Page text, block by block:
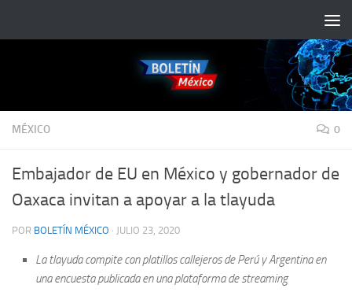
MÉXICO 0
Embajador de EU en México y gobernador de
Oaxaca invitan a apoyar a la tlayuda
POR BOLETÍN MÉXICO · JULIO 23, 2020
La tlayuda compite con platillos callejeros de Perú y Argentina en
una encuesta publicada en una plataforma de streaming